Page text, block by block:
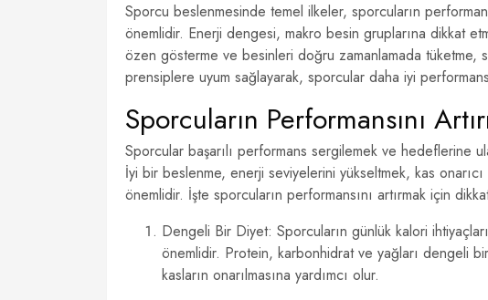
Sporcu beslenmesinde temel ilkeler, sporcuların
önemlidir. Enerji dengesi, makro besin gruplarına dikkat
özen gösterme ve besinleri doğru zamanlamada tüketme,
prensiplere uyum sağlayarak, sporcular daha iyi
Sporcuların Performansını
Sporcular başarılı performans sergilemek ve hedeflerine
İyi bir beslenme, enerji seviyelerini yükseltmek, kas
önemlidir. İşte sporcuların performansını artırmak için
Dengeli Bir Diyet: Sporcuların günlük kalori
önemlidir. Protein, karbonhidrat ve yağları dengeli
kasların onarılmasına yardımcı olur.